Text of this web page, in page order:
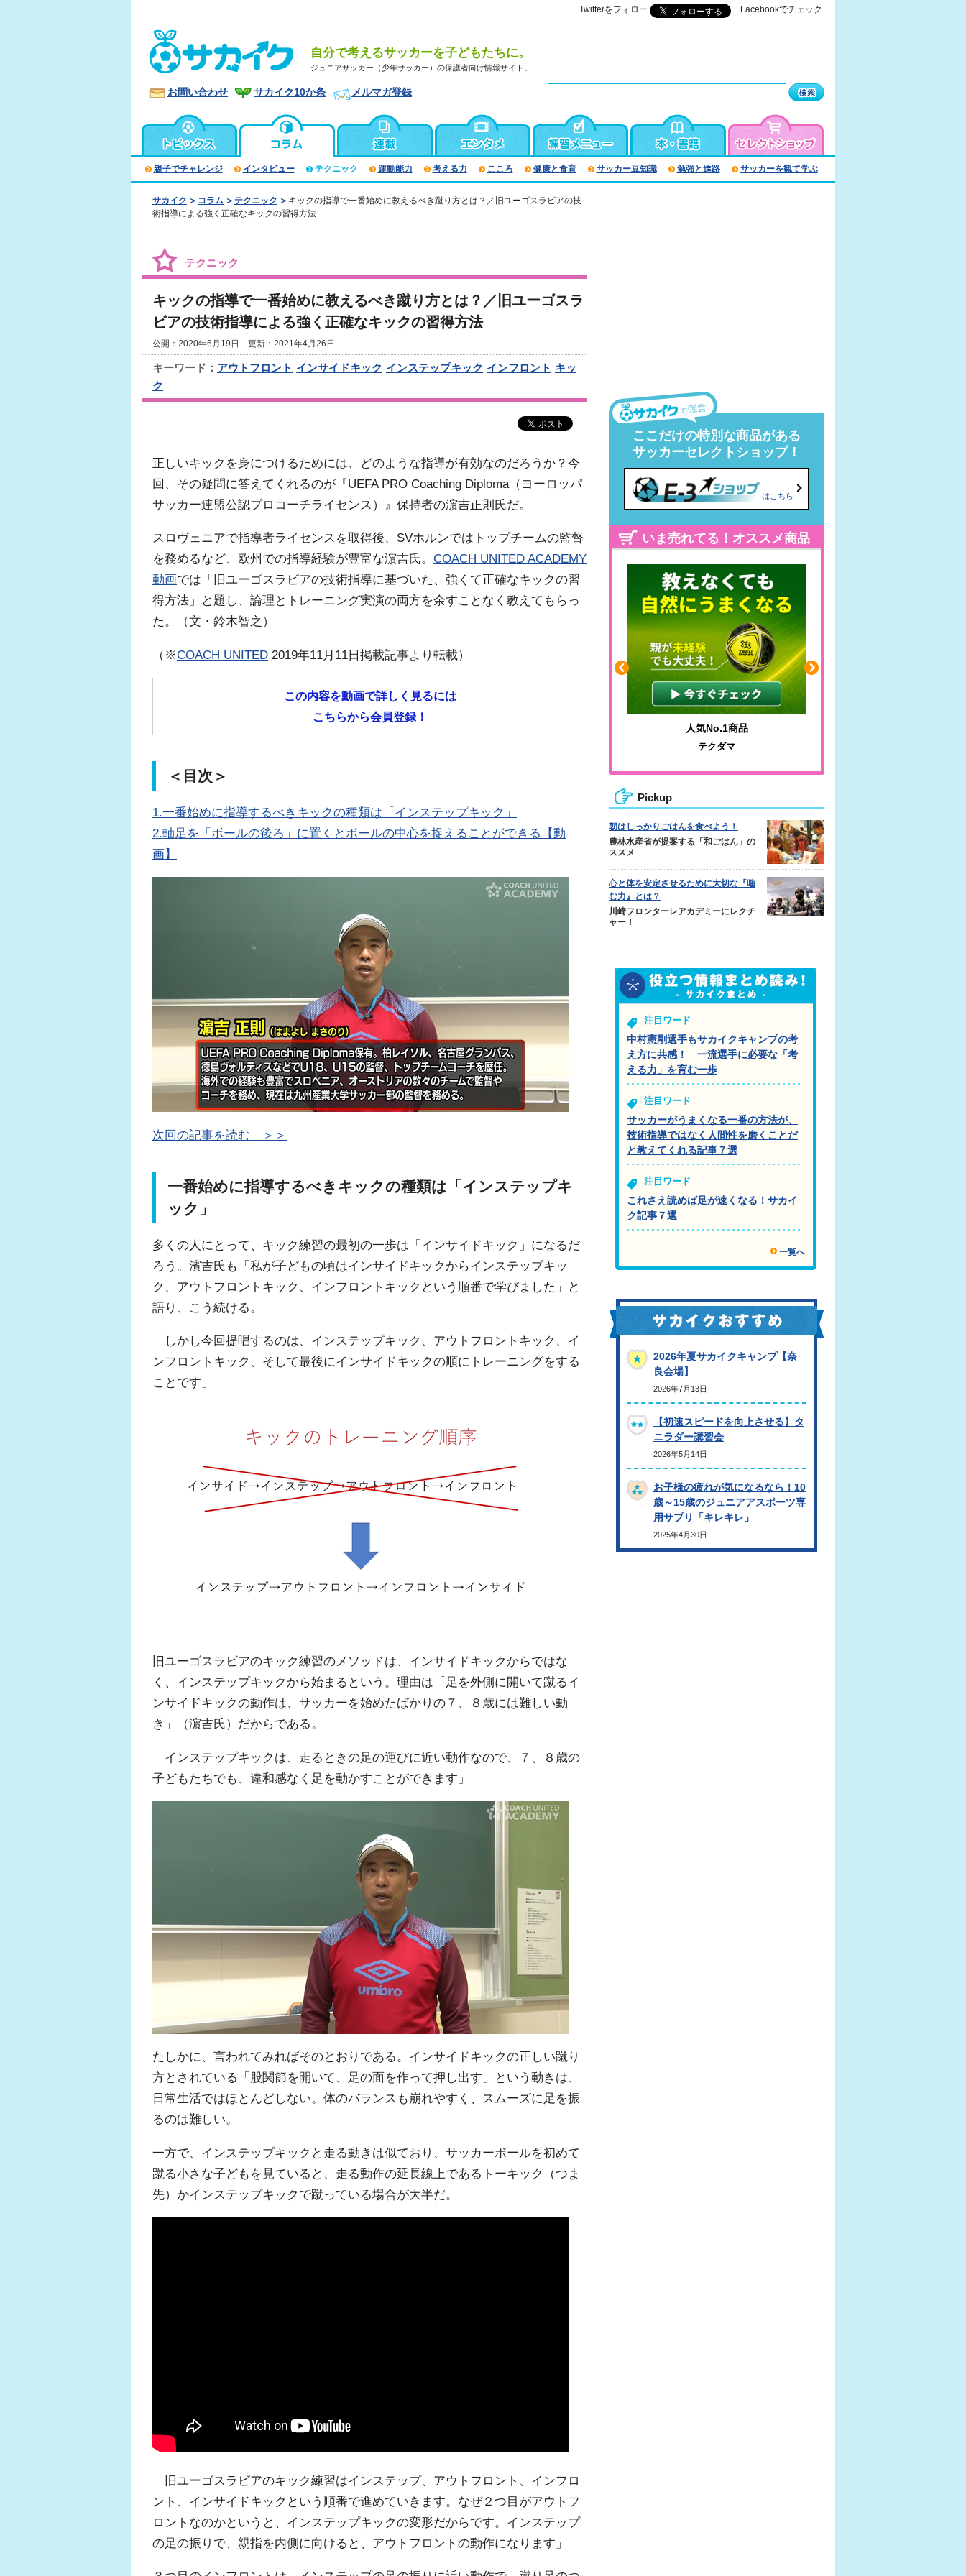
Twitterをフォロー Facebookでチェック
自分で考えるサッカーを子どもたちに。
ジュニアサッカー（少年サッカー）の保護者向け情報サイト。
お問い合わせ サカイク10か条 メルマガ登録
親子でチャレンジ インタビュー テクニック 運動能力 考える力 こころ 健康と食育 サッカー豆知識 勉強と進路 サッカーを観て学ぶ
サカイク コラム テクニック
キックの指導で一番始めに教えるべき蹴り方とは？／旧ユーゴスラビアの技
術指導による強く正確なキックの習得方法
テクニック
キックの指導で一番始めに教えるべき蹴り方とは？／旧ユーゴスラ
ビアの技術指導による強く正確なキックの習得方法
公開：2020年6月19日 更新：2021年4月26日
キーワード： アウトフロント インサイドキック インステップキック インフロント キッ
ク
正しいキックを身につけるためには、どのような指導が有効なのだろうか？今
回、その疑問に答えてくれるのが『UEFA PRO Coaching Diploma（ヨーロッパ
サッカー連盟公認プロコーチライセンス）』保持者の濵吉正則氏だ。
スロヴェニアで指導者ライセンスを取得後、SVホルンではトップチームの監督
を務めるなど、欧州での指導経験が豊富な濵吉氏。 COACH UNITED ACADEMY
動画では「旧ユーゴスラビアの技術指導に基づいた、強くて正確なキックの習
得方法」と題し、論理とトレーニング実演の両方を余すことなく教えてもらっ
た。（文・鈴木智之）
（※COACH UNITED 2019年11月11日掲載記事より転載）
この内容を動画で詳しく見るには
こちらから会員登録！
＜目次＞
1.一番始めに指導するべきキックの種類は「インステップキック」
2.軸足を「ボールの後ろ」に置くとボールの中心を捉えることができる【動
画】
次回の記事を読む ＞＞
一番始めに指導するべきキックの種類は「インステップキ
ック」
多くの人にとって、キック練習の最初の一歩は「インサイドキック」になるだ
ろう。濱吉氏も「私が子どもの頃はインサイドキックからインステップキッ
ク、アウトフロントキック、インフロントキックという順番で学びました」と
語り、こう続ける。
「しかし今回提唱するのは、インステップキック、アウトフロントキック、イ
ンフロントキック、そして最後にインサイドキックの順にトレーニングをする
ことです」
旧ユーゴスラビアのキック練習のメソッドは、インサイドキックからではな
く、インステップキックから始まるという。理由は「足を外側に開いて蹴るイ
ンサイドキックの動作は、サッカーを始めたばかりの７、８歳には難しい動
き」（濵吉氏）だからである。
「インステップキックは、走るときの足の運びに近い動作なので、７、８歳の
子どもたちでも、違和感なく足を動かすことができます」
たしかに、言われてみればそのとおりである。インサイドキックの正しい蹴り
方とされている「股関節を開いて、足の面を作って押し出す」という動きは、
日常生活ではほとんどしない。体のバランスも崩れやすく、スムーズに足を振
るのは難しい。
一方で、インステップキックと走る動きは似ており、サッカーボールを初めて
蹴る小さな子どもを見ていると、走る動作の延長線上であるトーキック（つま
先）かインステップキックで蹴っている場合が大半だ。
「旧ユーゴスラビアのキック練習はインステップ、アウトフロント、インフロ
ント、インサイドキックという順番で進めていきます。なぜ２つ目がアウトフ
ロントなのかというと、インステップキックの変形だからです。インステップ
の足の振りで、親指を内側に向けると、アウトフロントの動作になります」
が運営
ここだけの特別な商品がある
サッカーセレクトショップ！
はこちら
いま売れてる！オススメ商品
人気No.1商品
テクダマ
Pickup
朝はしっかりごはんを食べよう！
農林水産省が提案する「和ごはん」の
ススメ
心と体を安定させるために大切な『噛
む力』とは？
川崎フロンターレアカデミーにレクチ
ャー！
注目ワード
中村憲剛選手もサカイクキャンプの考
え方に共感！ 一流選手に必要な「考
える力」を育む一歩
注目ワード
サッカーがうまくなる一番の方法が、
技術指導ではなく人間性を磨くことだ
と教えてくれる記事７選
注目ワード
これさえ読めば足が速くなる！サカイ
ク記事７選
一覧へ
2026年夏サカイクキャンプ【奈
良会場】
2026年7月13日
【初速スピードを向上させる】タ
ニラダー講習会
2026年5月14日
お子様の疲れが気になるなら！10
歳～15歳のジュニアアスポーツ専
用サプリ「キレキレ」
2025年4月30日